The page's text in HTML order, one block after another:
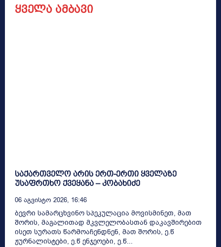
ყველა ამბავი
საქართველო არის ერთ-ერთი ყველაზე
უსაფრთხო ქვეყანა – კობახიძე
06 Აგვისტო 2026, 16:46
ბევრი სამარცხვინო სპეკულაცია მოვისმინეთ, მათ
შორის, მაგალითად მკვლელობასთან დაკავშირებით
ისეთ სურათს წარმოაჩენდნენ, მათ შორის, ე.წ
ჟურნალისტები, ე.წ ენჯეოები, ე.წ...